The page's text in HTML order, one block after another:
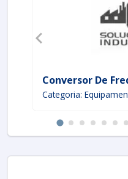
Conversor De
Categoria: